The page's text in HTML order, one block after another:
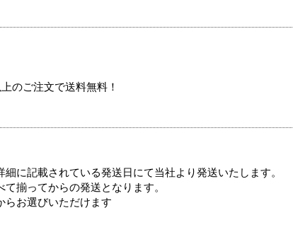
のご注文で送料無料！
に記載されている発送日にて当社より発送いたします。
揃ってからの発送となります。
お選びいただけます